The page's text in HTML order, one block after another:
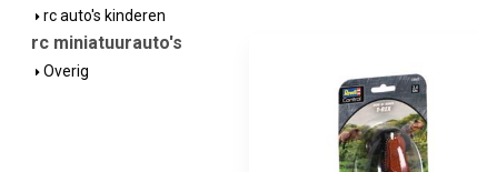
rc auto's kinderen
rc miniatuurauto's
Overig